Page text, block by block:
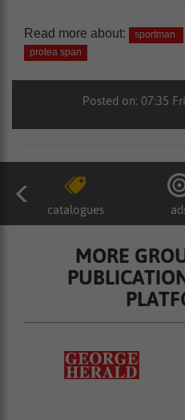
Read more about: sportman
protea span
Posted on: 07:35
catalogues
MORE